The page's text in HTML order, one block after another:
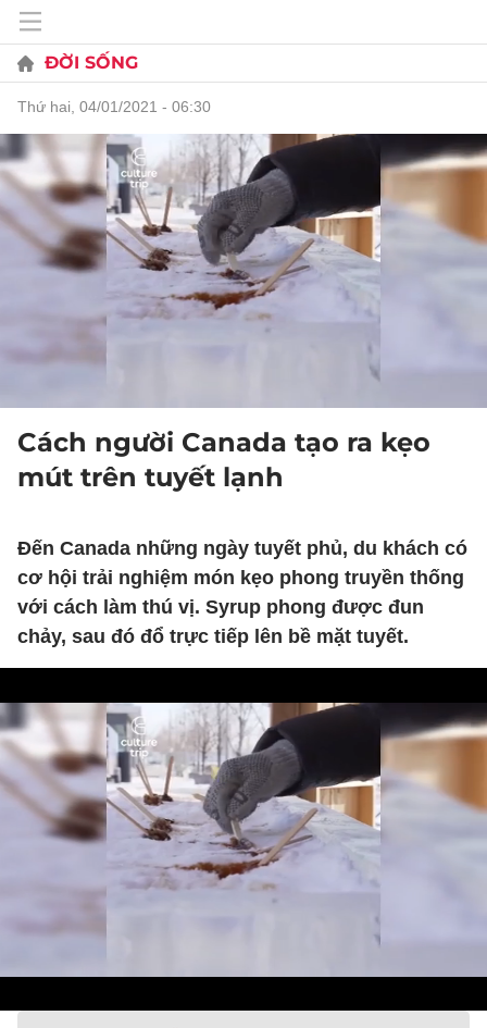
ĐỜI SỐNG
thứ hai, 04/01/2021 - 06:30
Cách người Canada tạo ra kẹo
mút trên tuyết lạnh
Đến Canada những ngày tuyết phủ, du khách có
cơ hội trải nghiệm món kẹo phong truyền thống
với cách làm thú vị. Syrup phong được đun
chảy, sau đó đổ trực tiếp lên bề mặt tuyết.